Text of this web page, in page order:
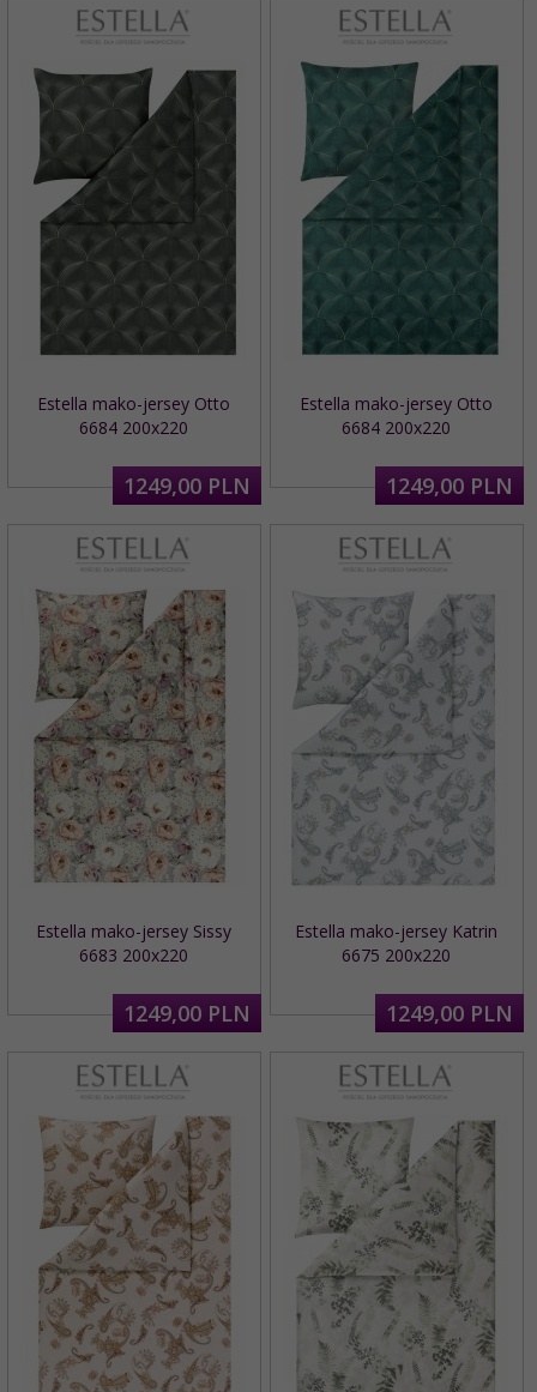
Estella mako-jersey Otto
6684 200x220
1249,00 PLN
Estella mako-jersey Otto
6684 200x220
1249,00 PLN
Estella mako-jersey Sissy
6683 200x220
1249,00 PLN
Estella mako-jersey Katrin
6675 200x220
1249,00 PLN